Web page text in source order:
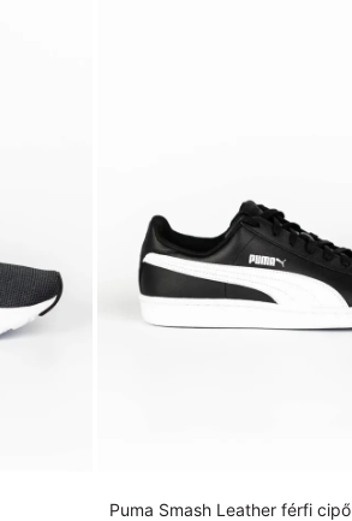
Puma Smash Leather férfi cipő